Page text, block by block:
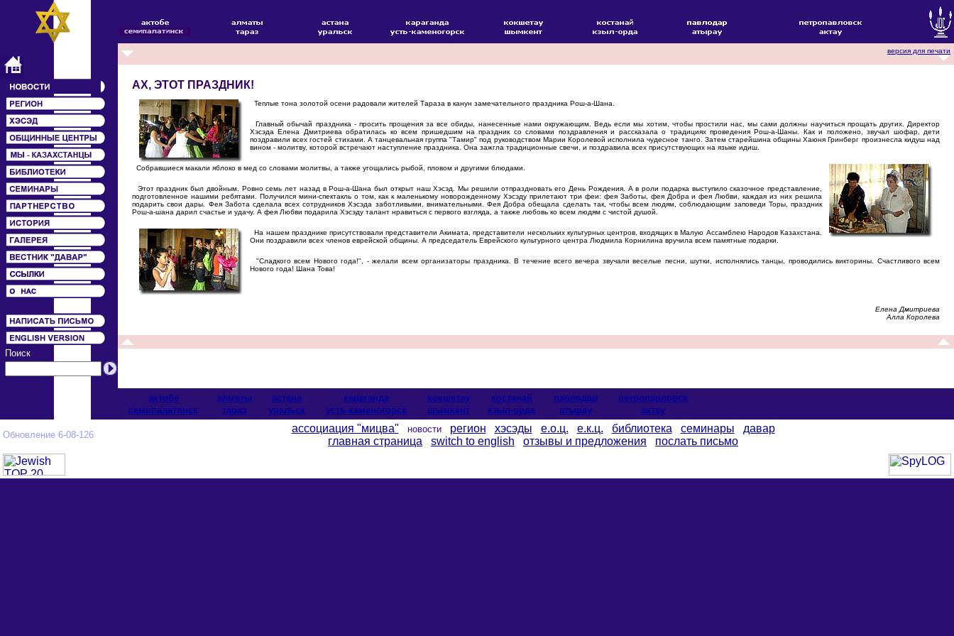
Поиск
версия для печати
АХ, ЭТОТ ПРАЗДНИК!
Теплые тона золотой осени радовали жителей Тараза в канун замечательного праздника Рош-а-Шана.
Главный обычай праздника - просить прощения за все обиды, нанесенные нами окружающим. Ведь если мы хотим, чтобы простили нас, мы сами должны научиться прощать других. Директор
Хэсэда Елена Дмитриева обратилась ко всем пришедшим на праздник со словами поздравления и рассказала о традициях проведения Рош-а-Шаны. Как и положено, звучал шофар, дети
поздравили всех гостей стихами. А танцевальная группа "Тамир" под руководством Марии Королевой исполнила чудесное танго. Затем старейшина общины Хаюня Гринберг произнесла кидуш над
вином - молитву, которой встречают наступление праздника. Она зажгла традиционные свечи, и поздравила всех присутствующих на языке идиш.
Собравшиеся макали яблоко в мед со словами молитвы, а также угощались рыбой, пловом и другими блюдами.
Этот праздник был двойным. Ровно семь лет назад в Рош-а-Шана был открыт наш Хэсэд. Мы решили отпраздновать его День Рождения. А в роли подарка выступило сказочное представление,
подготовленное нашими ребятами. Получился мини-спектакль о том, как к маленькому новорожденному Хэсэду прилетают три феи: фея Заботы, фея Добра и фея Любви, каждая из них решила
подарить свои дары. Фея Забота сделала всех сотрудников Хэсэда заботливыми, внимательными. Фея Добра обещала сделать так, чтобы всем людям, соблюдающим заповеди Торы, праздник
Рош-а-шана дарил счастье и удачу. А фея Любви подарила Хэсэду талант нравиться с первого взгляда, а также любовь ко всем людям с чистой душой.
На нашем празднике присутствовали представители Акимата, представители нескольких культурных центров, входящих в Малую Ассамблею Народов Казахстана.
Они поздравили всех членов еврейской общины. А председатель Еврейского культурного центра Людмила Корнилина вручила всем памятные подарки.
"Сладкого всем Нового года!", - желали всем организаторы праздника. В течение всего вечера звучали веселые песни, шутки, исполнялись танцы, проводились викторины. Счастливого всем
Нового года! Шана Това!
Елена Дмитриева
Алла Королева
актобе алматы астана караганда кокшетау костанай павлодар
петропавловск
cемипалатинск
тараз уральск усть-каменогорск шымкент кзыл-орда атырау актау
Обновление 6-08-126
ассоциация "мицва" новости регион хэсэды е.о.ц. е.к.ц. библиотека семинары
давар
главная страница
switch to english отзывы и предложения послать письмо